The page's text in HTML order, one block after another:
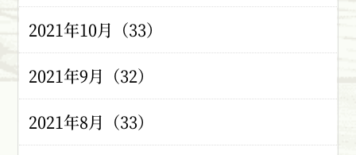
2021年10月（33）
2021年9月（32）
2021年8月（33）